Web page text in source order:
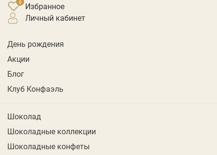
Избранное
личный кабинет
День рождения
Акции
Блог
Клуб Конфаэль
Шоколад
Шоколадные коллекции
Шоколадные конфеты